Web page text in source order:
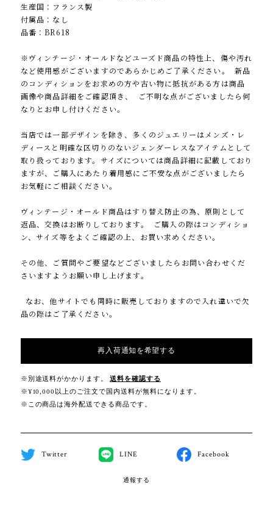
生産国：フランス製
付属品：なし
品番：BR618
※ヴィンテージ・オールドなどユーズド商品の特性上、傷や汚れ
など使用感がございますのであらかじめご了承ください。 新品
のコンディションをお求めの方や古い物に抵抗がある方は商品
画像や商品詳細をご確認頂き、 ご不明な点がございましたら何
なりとお申し付けください。
当店では一部デザインを除き、多くのジュエリーはメンズ・レ
ディースと明確な区切りのないジェンダーレスなアイテムとして
取り扱っております。サイズについては商品詳細に記載しており
ますが、ご購入にあたり着用感にご不安な点がございましたら
お気軽にご相談ください。
ヴィンテージ・オールド商品はすり替え防止の為、原則として
返品、交換はお断りしております。 ご購入の際はコンディショ
ン、サイズ等をよくご確認の上、お買い求めください。
その他、ご質問やご要望などございましたらお問い合わせくだ
さいますようお願い申し上げます。
なお、他サイトでも同時に販売しておりますので入れ違いで欠
品の際はご了承ください。
再入荷通知を希望する
※別途送料がかかります。
送料を確認する
※¥10,000以上のご注文で国内送料が無料になります。
※この商品は海外配送できる商品です。
Twitter LINE Facebook
通報する